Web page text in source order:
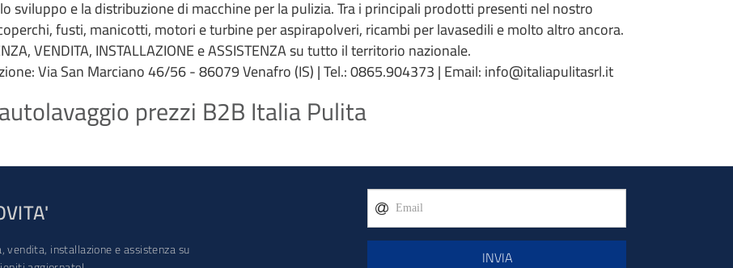
sviluppo e la distribuzione di macchine per la pulizia. Tra i principali prodotti presenti nel nostro
fusti, manicotti, motori e turbine per aspirapolveri, ricambi per lavasedili e molto altro ancora.
VENDITA, INSTALLAZIONE e ASSISTENZA su tutto il territorio nazionale.
Via San Marciano 46/56 - 86079 Venafro (IS) | Tel.: 0865.904373 | Email: info@italiapulitasrl.it
prezzi B2B Italia Pulita
vendita, installazione e assistenza su
INVIA